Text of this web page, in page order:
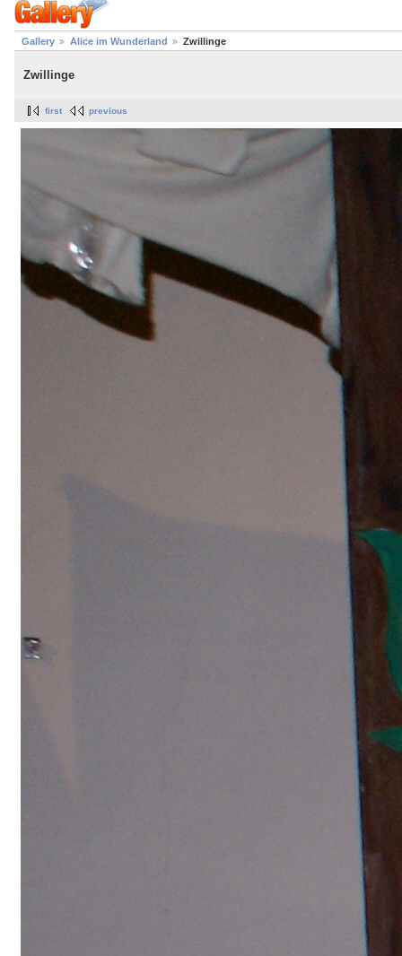
Gallery Alice im Wunderland Zwillinge
Zwillinge
first previous